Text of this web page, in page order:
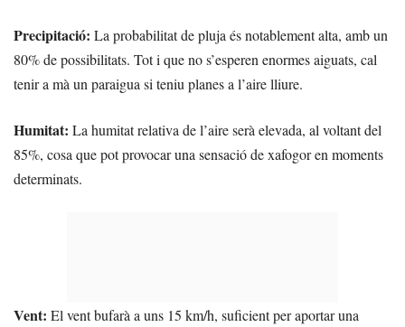
Precipitació: La probabilitat de pluja és notablement alta, amb un
80% de possibilitats. Tot i que no s’esperen enormes aiguats, cal
tenir a mà un paraigua si teniu planes a l’aire lliure.
Humitat: La humitat relativa de l’aire serà elevada, al voltant del
85%, cosa que pot provocar una sensació de xafogor en moments
determinats.
Vent: El vent bufarà a uns 15 km/h, suficient per aportar una